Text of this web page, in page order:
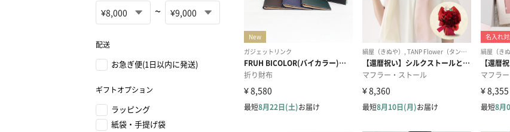
~
配送
お急ぎ便(1日以内に発送)
ギフトオプション
ラッピング
紙袋・手提げ袋